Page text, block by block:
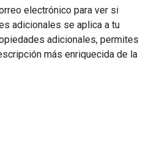
electrónico para ver si
adicionales se aplica a tu
adicionales, permites
más enriquecida de la